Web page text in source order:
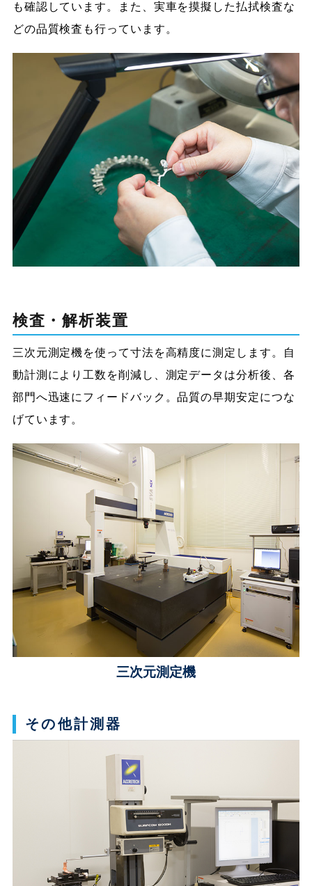
も確認しています。また、実車を摸擬した払拭検査な
どの品質検査も行っています。
検査・解析装置
三次元測定機を使って寸法を高精度に測定します。自
動計測により工数を削減し、測定データは分析後、各
部門へ迅速にフィードバック。品質の早期安定につな
げています。
三次元測定機
その他計測器